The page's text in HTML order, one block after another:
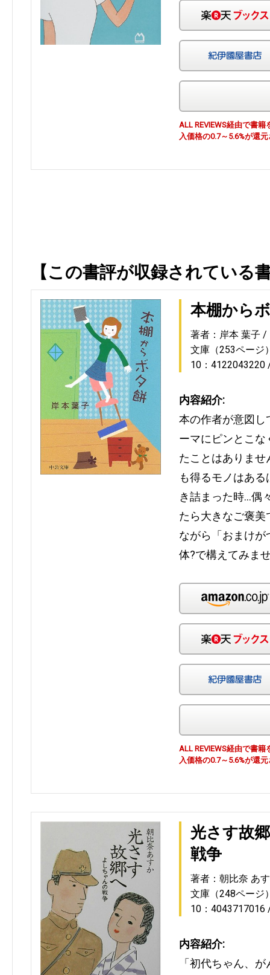
ALL REVIEWS経由で書
入価格の0.7～5.6%が還
【この書評が収録されている
本棚から
著者：岸本 葉子
文庫（253ページ
10：4122043220
内容紹介:
本の作者が意図し
ーマにピンとこ
たことはありませ
も得るモノはあ
き詰まった時…偶
たら大きなご褒
ながら「おまけ
体?で構えてみま
ALL REVIEWS経由で書
入価格の0.7～5.6%が還
光さす故
戦争
著者：朝比奈 あ
文庫（248ページ
10：4043717016
内容紹介:
「初代ちゃん、